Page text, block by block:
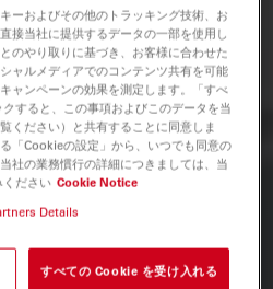
ーおよびその他のトラッキング技術、お
接当社に提供するデータの一部を使用し
のやり取りに基づき、お客様に合わせた
ャルメディアでのコンテンツ共有を可能
ャンペーンの効果を測定します。「すべ
すると、この事項およびこのデータを当
ください）と共有することに同意しま
「Cookieの設定」から、いつでも同意の
社の業務慣行の詳細につきましては、当
ださい Cookie Notice
Details
すべての Cookie を受け入れる